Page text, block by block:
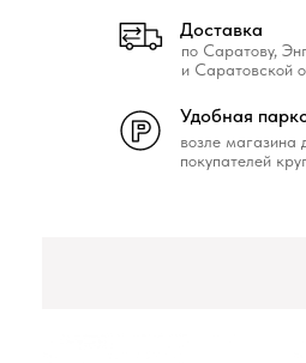
возле магазина
покупателей
Удобная
по Саратову,
и Саратовской
Доставка